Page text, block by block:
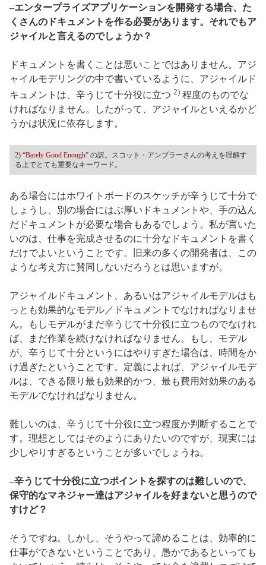
–エンタープライズアプリケーションを開発する場合、た
くさんのドキュメントを作る必要があります。それでもア
ジャイルと言えるのでしょうか？
ドキュメントを書くことは悪いことではありません。アジ
ャイルモデリングの中で書いているように、アジャイルド
キュメントは、辛うじて十分役に立つ 2) 程度のものでな
ければなりません。したがって、アジャイルといえるかど
うかは状況に依存します。
2) “Barely Good Enough” の訳。スコット・アンブラーさんの考えを理解す
る上でとても重要なキーワード。
ある場合にはホワイトボードのスケッチが辛うじて十分で
しょうし、別の場合にはぶ厚いドキュメントや、手の込ん
だドキュメントが必要な場合もあるでしょう。私が言いた
いのは、仕事を完成させるのに十分なドキュメントを書く
だけでよいということです。旧来の多くの開発者は、この
ような考え方に賛同しないだろうとは思いますが。
アジャイルドキュメント、あるいはアジャイルモデルはも
っとも効果的なモデル／ドキュメントでなければなりませ
ん。もしモデルがまだ辛うじて十分役に立つものでなけれ
ば、まだ作業を続けなければなりません。もし、モデル
が、辛うじて十分というにはやりすぎた場合は、時間をか
け過ぎたということです。定義によれば、アジャイルモデ
ルは、できる限り最も効果的かつ、最も費用対効果のある
モデルでなければなりません。
難しいのは、辛うじて十分役に立つ程度か判断することで
す。理想としてはそのようにありたいのですが、現実には
少しやりすぎるということが多いでしょうね。
–辛うじて十分役に立つポイントを探すのは難しいので、
保守的なマネジャー達はアジャイルを好まないと思うので
すけど？
そうですね。しかし、そうやって諦めることは、効率的に
仕事ができないということであり、愚かであるといっても